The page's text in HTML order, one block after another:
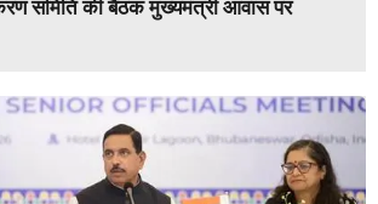
समिति की बैठक मुख्यमंत्री आवास पर